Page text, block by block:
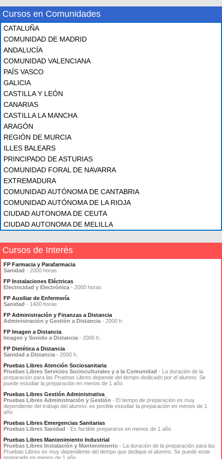
Cursos en Comunidades
CATALUÑA
COMUNIDAD DE MADRID
ANDALUCÍA
COMUNIDAD VALENCIANA
PAÍS VASCO
GALICIA
CASTILLA Y LEÓN
CANARIAS
CASTILLA LA MANCHA
ARAGÓN
REGIÓN DE MURCIA
ILLES BALEARS
PRINCIPADO DE ASTURIAS
COMUNIDAD FORAL DE NAVARRA
EXTREMADURA
COMUNIDAD AUTÓNOMA DE CANTABRIA
COMUNIDAD AUTÓNOMA DE LA RIOJA
CIUDAD AUTONOMA DE CEUTA
CIUDAD AUTONOMA DE MELILLA
Cursos de Interés
FP Farmacia y Parafarmacia
Sanidad - 2000 horas
FP Instalaciones Eléctricas
Electricidad y Electrónica - 2000 horas
FP Auxiliar de Enfermería
Sanidad - 1400 horas
FP Administración y Finanzas a Distancia
Administración y Gestión a Distancia - 2000 h.
FP Imagen a Distancia
Imagen y Sonido a Distancia - 2000 h.
FP Dietética a Distancia
Sanidad a Distancia - 2000 h.
Pruebas Libres Atención Sociosanitaria
Pruebas Libres Servicios Socioculturales y a la Comunidad - La duración de la
preparación para las Pruebas Libres depende del tiempo dedicado por el alumno. Se
puede estudiar la preparación en menos de 1 año
Pruebas Libres Gestión Administrativa
Pruebas Libres Administración y Gestión - El tiempo de preparación es muy
dependiente del trabajo del alumno: es posible estudiar la preparación en menos de 1
año
Pruebas Libres Emergencias Sanitarias
Pruebas Libres Sanidad - Es factible prepararse en menos de 1 año
Pruebas Libres Mantenimiento Industrial
Pruebas Libres Instalación y Mantenimiento - La duración de la preparación para las
Pruebas Libres es muy dependiente del tiempo que dedique el alumno. Se puede estar
preparado en menos de 1 año